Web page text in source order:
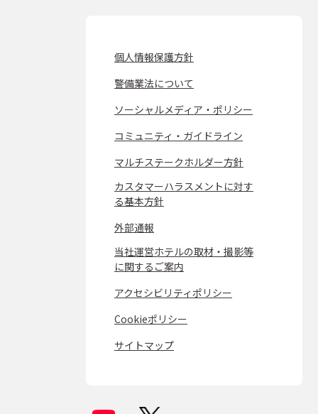
個人情報保護方針
警備業法について
ソーシャルメディア・ポリシー
コミュニティ・ガイドライン
マルチステークホルダー方針
カスタマーハラスメントに対す
る基本方針
外部通報
当社運営ホテルの取材・撮影等
に関するご案内
アクセシビリティポリシー
Cookieポリシー
サイトマップ